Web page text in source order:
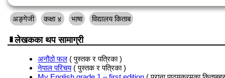
अङ्गेजी कक्षा ४ भाषा विद्यालय किताब
लेखकका थप सामाग्री
अनौठो फल ( पुस्तक र पत्रिका )
नेपाल परिचय( पुस्तक र पत्रिका )